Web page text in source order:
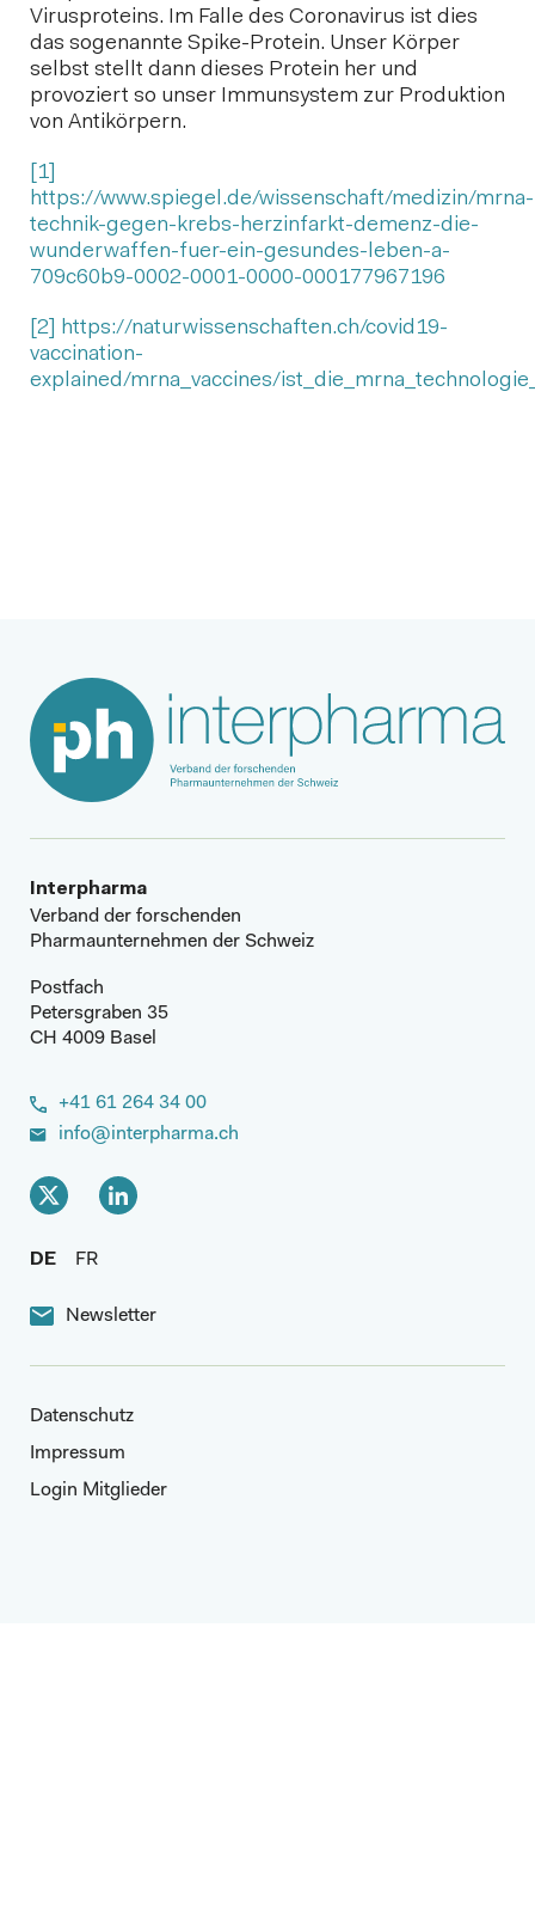
Virusproteins. Im Falle des Coronavirus ist dies
das sogenannte Spike-Protein. Unser Körper
selbst stellt dann dieses Protein her und
provoziert so unser Immunsystem zur Produktion
von Antikörpern.
[1]
https://www.spiegel.de/wissenschaft/medizin/mrna-
technik-gegen-krebs-herzinfarkt-demenz-die-
wunderwaffen-fuer-ein-gesundes-leben-a-
709c60b9-0002-0001-0000-000177967196
[2]
https://naturwissenschaften.ch/covid19-
vaccination-
explained/mrna_vaccines/
Interpharma
Verband der forschenden
Pharmaunternehmen der Schweiz
Postfach
Petersgraben 35
CH 4009 Basel
+41 61 264 34 00
info@interpharma.ch
DE FR
Newsletter
Datenschutz
Impressum
Login Mitglieder